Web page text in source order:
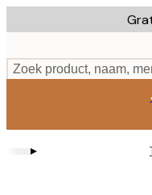
to
content.
Zoek product, naam,
▸